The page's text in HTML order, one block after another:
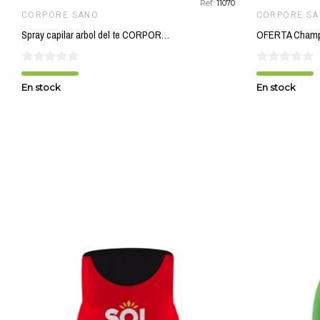
Ref: 11070
CORPORE SANO
Spray capilar arbol del te CORPORE SANO 150 ml
En stock
CORPORE
En stock